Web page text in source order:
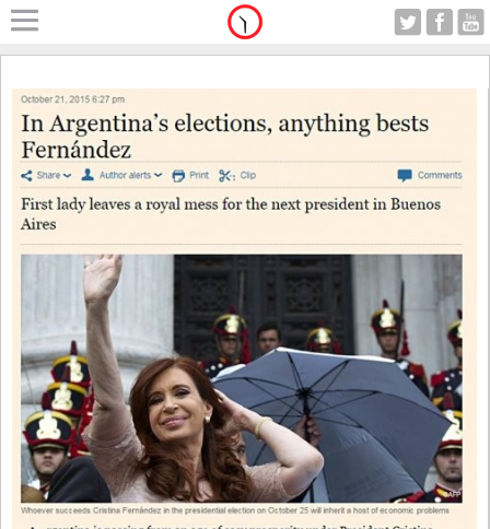
Home
A Motor
Alerta
Anticipo
Campo
Carrera & Emprendedores
Club House
Coleccionistas
Con Estilo
De Bolsillo
Diarios de Argentina
Diarios del Mundo
Directivos
Lunes 10.08.2026